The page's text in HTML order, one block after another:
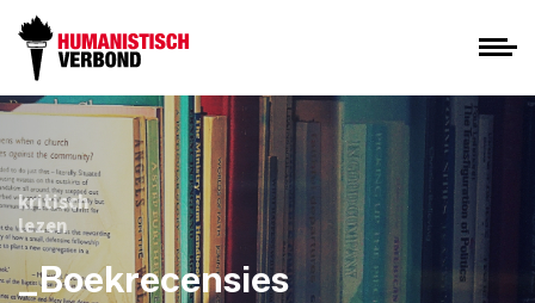
kritisch
lezen
_Boekrecensies